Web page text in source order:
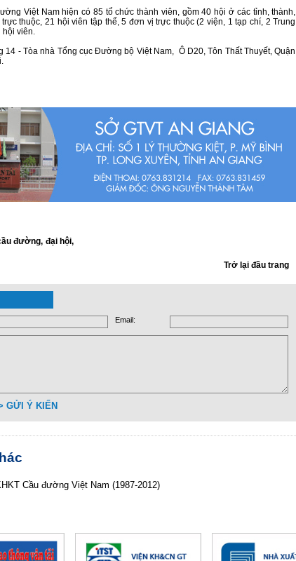
Việt Nam hiện có 85 tổ chức thành viên, gồm 40 hội ở các tỉnh, thành,
thuộc, 21 hội viên tập thể, 5 đơn vị trực thuộc (2 viện, 1 tạp chí, 2 Trung
hội viên.
14 - Tòa nhà Tổng cục Đường bộ Việt Nam, Ô D20, Tôn Thất Thuyết, Quận
đường, đại hội,
Trở lại đầu trang
Email:
GỬI Ý KIẾN
Cầu đường Việt Nam (1987-2012)